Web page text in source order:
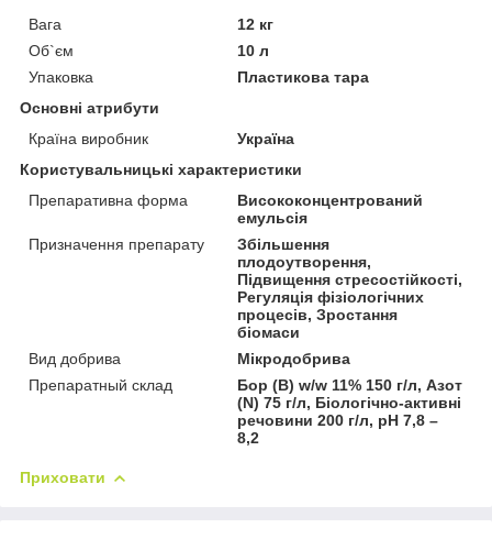
Вага
12 кг
Об`єм
10 л
Упаковка
Пластикова тара
Основні атрибути
Країна виробник
Україна
Користувальницькі характеристики
Препаративна форма
Висококонцентрований
емульсія
Призначення препарату
Збільшення
плодоутворення,
Підвищення стресостійкості,
Регуляція фізіологічних
процесів, Зростання
біомаси
Вид добрива
Мікродобрива
Препаратный склад
Бор (В) w/w 11% 150 г/л, Азот
(N) 75 г/л, Біологічно-активні
речовини 200 г/л, pH 7,8 –
8,2
Приховати